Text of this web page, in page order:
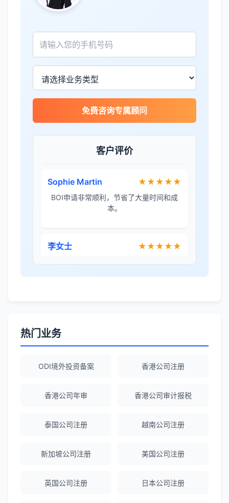
免费咨询专属顾问
客户评价
James Wilson
金兔国际帮我们完成了泰国建厂的所有法
律手续，非常专业。
★★★★☆
泰国公司注册比预想的复杂，多亏有专业
BOI申请非常顺利，节省了大量时间和成
本。
境外投资备案流程清晰，顾问非常耐心解
陈经理 ★★★★★
Emma Zhang ★★★★★
热门业务
ODI境外投资备案 香港公司注册
香港公司年审 香港公司审计报税
泰国公司注册 越南公司注册
新加坡公司注册 美国公司注册
英国公司注册 日本公司注册